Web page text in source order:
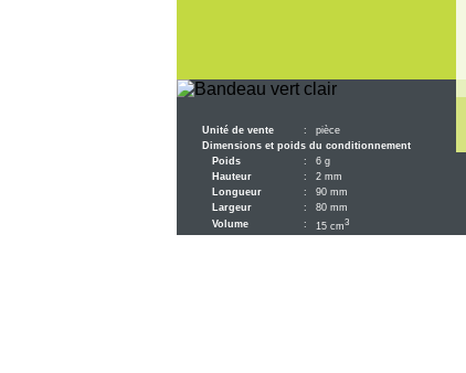
Unité de vente :
pièce
Dimensions et poids du conditionnement
Poids
:
6 g
Hauteur
:
2 mm
Longueur
:
90 mm
Largeur
:
80 mm
Volume
: 15 cm3